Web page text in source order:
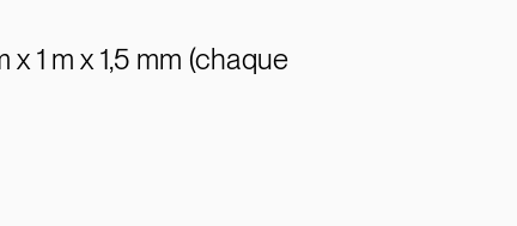
x 1 m x 1,5 mm (chaque